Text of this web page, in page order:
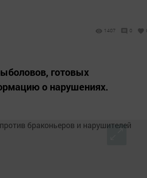
1407 0
готовых
о нарушениях.